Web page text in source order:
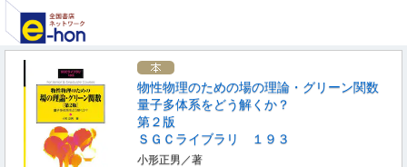
物性物理のための場の理論・グリーン関数
量子多体系をどう解くか？
第２版
ＳＧＣライブラリ １９３
小形正男／著